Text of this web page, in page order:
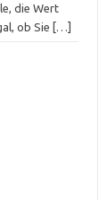
die Wert
ob Sie
[…]